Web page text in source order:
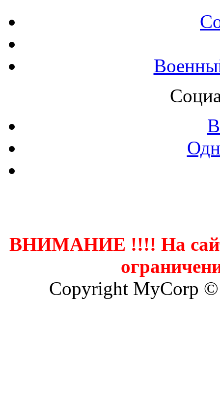
ВНИМАНИЕ !!!! На
Copyright MyCorp